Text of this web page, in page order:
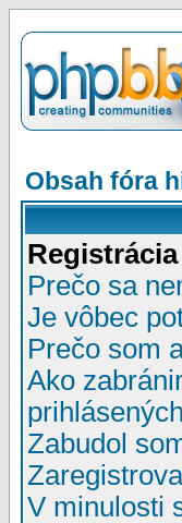
Obsah fóra
Prečo sa
Je vôbec
Prečo som
Ako
Zabudol
V minulosti